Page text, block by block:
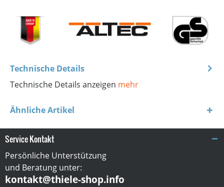
Technische Details
Technische Details anzeigen mehr
Ähnliche Artikel
Service Kontakt
Persönliche Unterstützung
und Beratung unter:
kontakt@thiele-shop.info